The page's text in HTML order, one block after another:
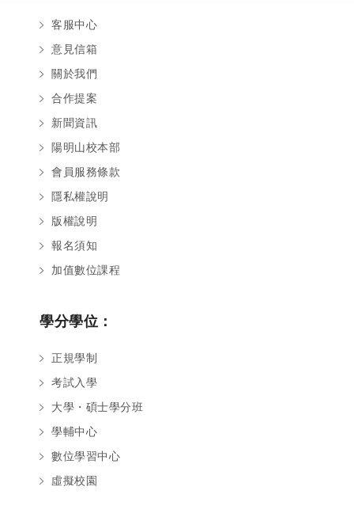
客服中心
意見信箱
關於我們
合作提案
新聞資訊
陽明山校本部
會員服務條款
隱私權說明
版權說明
報名須知
加值數位課程
學分學位：
正規學制
考試入學
大學・碩士學分班
學輔中心
數位學習中心
虛擬校園